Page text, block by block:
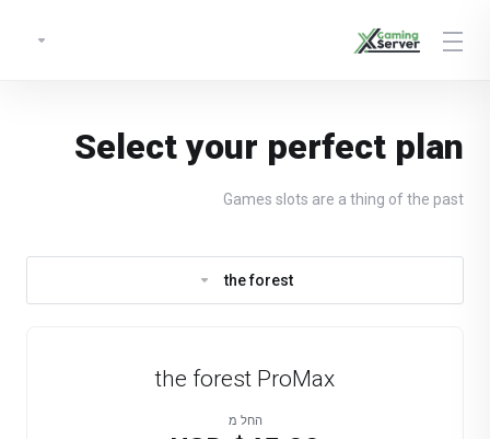
Select your perfect plan
Games slots are a thing of the past
the forest
the forest ProMax
החל מ